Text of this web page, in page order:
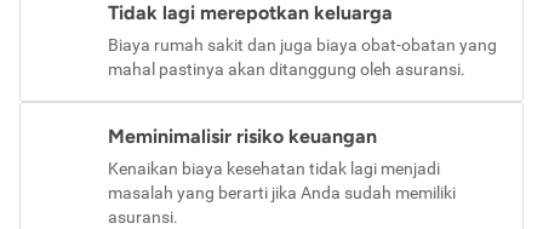
Tidak lagi merepotkan keluarga
Biaya rumah sakit dan juga biaya obat-obatan yang
mahal pastinya akan ditanggung oleh asuransi.
Meminimalisir risiko keuangan
Kenaikan biaya kesehatan tidak lagi menjadi
masalah yang berarti jika Anda sudah memiliki
asuransi.